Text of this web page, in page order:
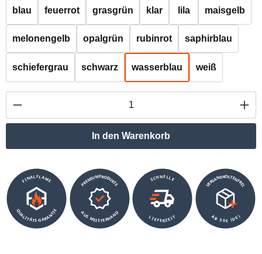
blau feuerrot grasgrün klar lila maisgelb
melonengelb opalgrün rubinrot saphirblau
schiefergrau schwarz wasserblau weiß
Produkt Anzahl: Gib den gewünschten
In den Warenkorb
FINALFLAME
QUALITÄTS-GARANTIE
PREMIUMPRODUKTE
AUS MEISTERHAND
SCHNELLE
LIEFERZEIT
VERSANDKOSTENFREI
AB 50€ (DE)